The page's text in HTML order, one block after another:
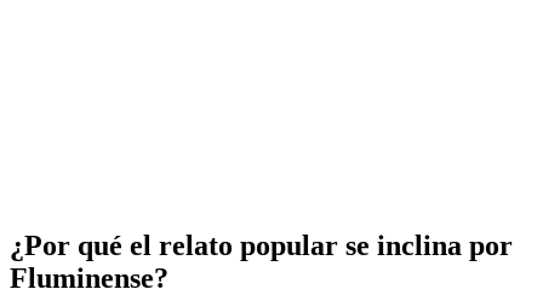
¿Por qué el relato popular se inclina por
Fluminense?